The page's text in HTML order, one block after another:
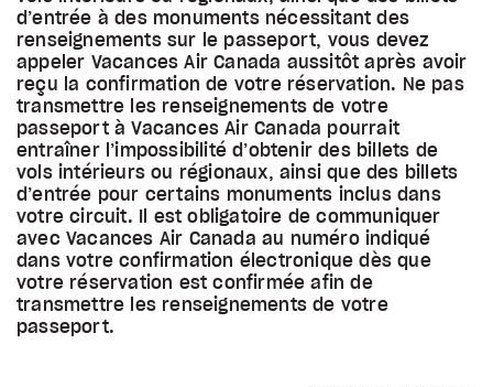
d’entrée à des monuments nécessitant des
renseignements sur le passeport, vous devez
appeler Vacances Air Canada aussitôt après avoir
reçu la confirmation de votre réservation. Ne pas
transmettre les renseignements de votre
passeport à Vacances Air Canada pourrait
entraîner l’impossibilité d’obtenir des billets de
vols intérieurs ou régionaux, ainsi que des billets
d’entrée pour certains monuments inclus dans
votre circuit. Il est obligatoire de communiquer
avec Vacances Air Canada au numéro indiqué
dans votre confirmation électronique dès que
votre réservation est confirmée afin de
transmettre les renseignements de votre
passeport.